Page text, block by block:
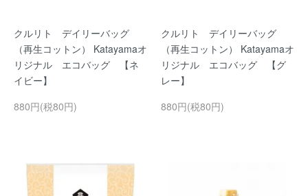
クルリト デイリーバッグ
（再生コットン） Katayamaオ
リジナル エコバッグ 【ネ
イビー】
880円(税80円)
クルリト デイリーバッグ
（再生コットン） Katayamaオ
リジナル エコバッグ 【グ
レー】
880円(税80円)